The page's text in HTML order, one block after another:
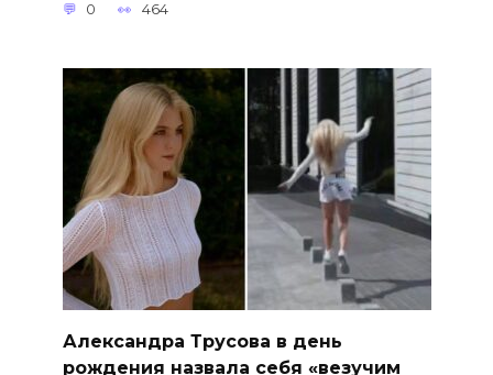
0 464
Александра Трусова в день
рождения назвала себя «везучим